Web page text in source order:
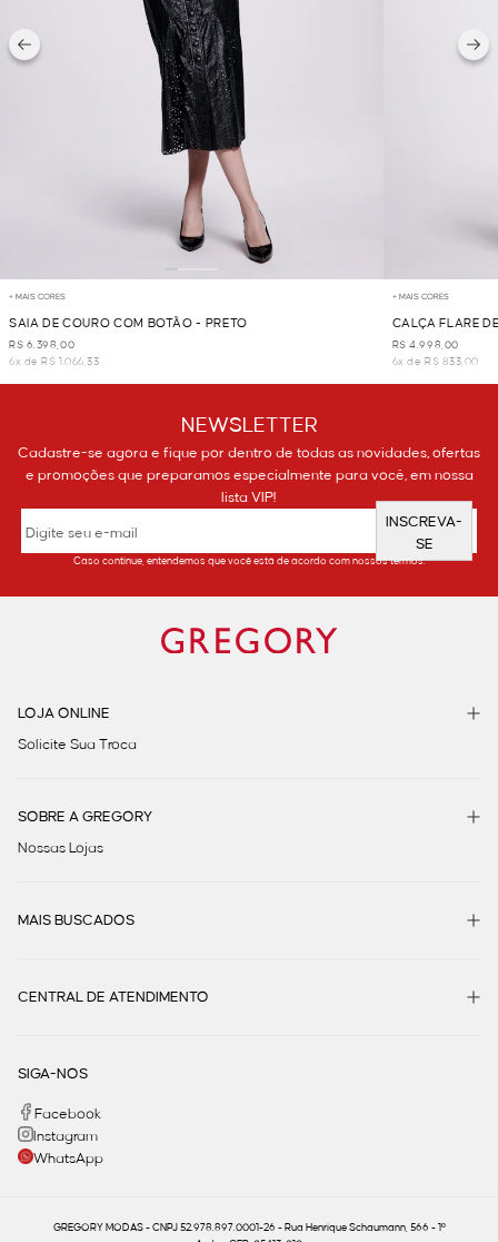
+ MAIS CORES
SAIA DE COURO COM BOTÃO - PRETO
R$ 6.398,00
6x de R$ 1.066,33
+ MAIS CORES
CALÇA FLARE
R$ 4.998,00
6x de R$ 833,00
NEWSLETTER
Cadastre-se agora e fique por dentro de todas as novidades, ofertas
e promoções que preparamos especialmente para você, em nossa
lista VIP!
INSCREVA-
SE
Caso continue, entendemos que você está de acordo com nossos termos.
LOJA ONLINE
Solicite Sua Troca
SOBRE A GREGORY
Nossas Lojas
MAIS BUSCADOS
CENTRAL DE ATENDIMENTO
SIGA-NOS
Facebook
Instagram
WhatsApp
GREGORY MODAS - CNPJ 52.978.897.0001-26 - Rua Henrique Schaumann, 566 - 1º